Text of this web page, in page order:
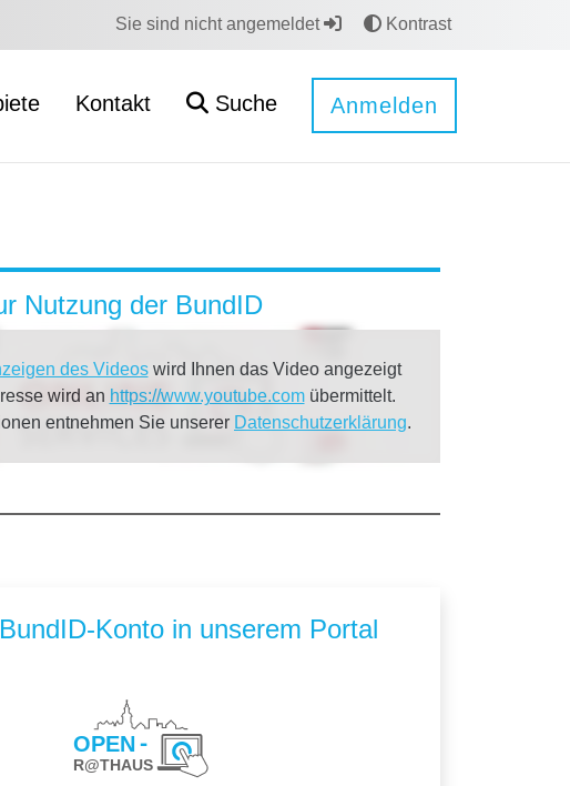
Sie sind nicht angemeldet Kontrast
Kontakt Suche Anmelden
Nutzung der BundID
des Videoswird Ihnen das Video angezeigt
wird an https://www.youtube.comübermittelt.
entnehmen Sie unserer Datenschutzerklärung.
Konto in unserem Portal